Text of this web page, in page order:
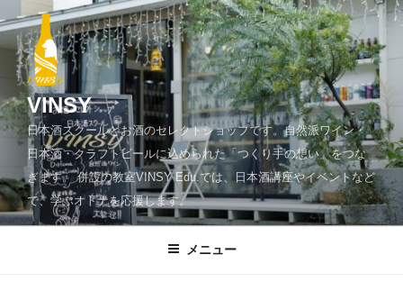
ン
ツ
へ
ッ
プ
VINSY
日本酒スクールとお酒のセレクトショップです。自然派ワイン・
日本酒・クラフトビールに込められた「つくり手の想い」をつな
ぎます。 併設の教室VINSY Edu.では、日本酒講座やイベントなど
で、学ぶオトナを応援します。
メニュー